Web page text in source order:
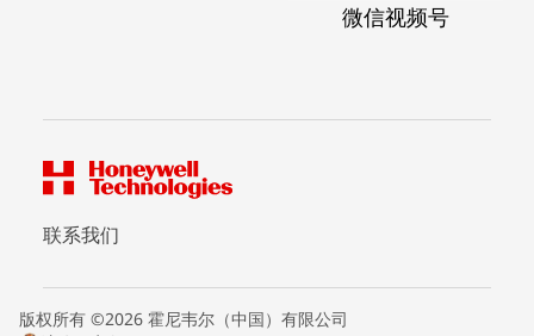
微信视频号
联系我们
版权所有 ©2026 霍尼韦尔（中国）有限公司